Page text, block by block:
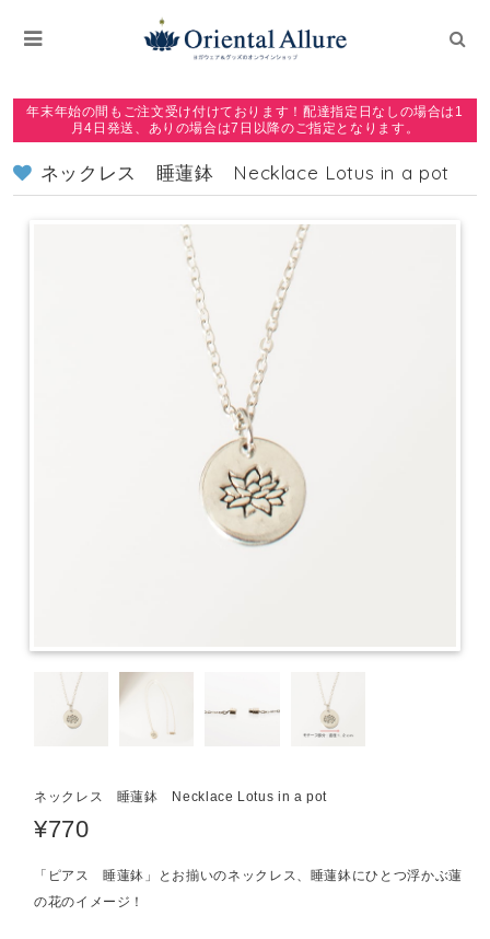
年末年始の間もご注文受け付けております！配達指定日なしの場合は1
月4日発送、ありの場合は7日以降のご指定となります。
ネックレス 睡蓮鉢 Necklace Lotus in a pot
ネックレス 睡蓮鉢 Necklace Lotus in a pot
¥770
「ピアス 睡蓮鉢」とお揃いのネックレス、睡蓮鉢にひとつ浮かぶ蓮
の花のイメージ！